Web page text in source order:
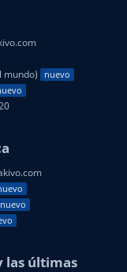
mundo) nuevo
nuevo
las últimas